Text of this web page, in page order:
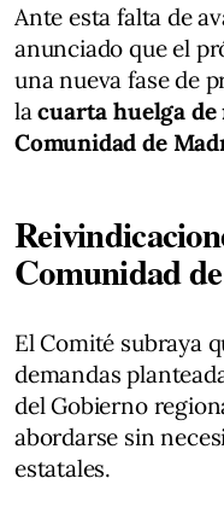
Ante esta falta de
anunciado que el
una nueva fase de
lacuarta huelga
Comunidad de
Comunidad
El Comité subraya
demandas
del Gobierno
abordarse sin
estatales.